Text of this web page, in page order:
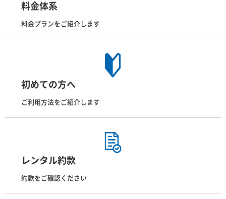
料金体系
料金プランをご紹介します
初めての方へ
ご利用方法をご紹介します
レンタル約款
約款をご確認ください